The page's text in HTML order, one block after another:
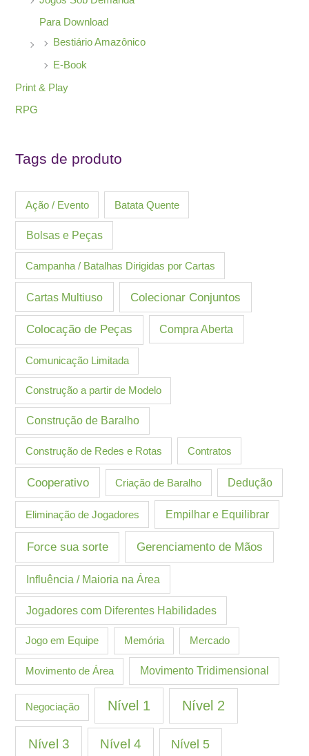
Para Download
Bestiário Amazônico
E-Book
Print & Play
RPG
Tags de produto
Ação / Evento Batata Quente
Bolsas e Peças
Campanha / Batalhas Dirigidas por Cartas
Cartas Multiuso Colecionar Conjuntos
Colocação de Peças Compra Aberta
Comunicação Limitada
Construção a partir de Modelo
Construção de Baralho
Construção de Redes e Rotas Contratos
Cooperativo Criação de Baralho Dedução
Eliminação de Jogadores Empilhar e Equilibrar
Force sua sorte Gerenciamento de Mãos
Influência / Maioria na Área
Jogadores com Diferentes Habilidades
Jogo em Equipe Memória Mercado
Movimento de Área Movimento Tridimensional
Negociação Nível 1 Nível 2
Nível 3 Nível 4 Nível 5